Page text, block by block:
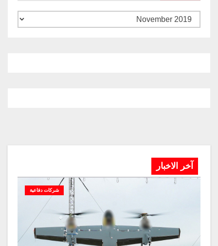
آخر الاخبار
شركات دفاعية